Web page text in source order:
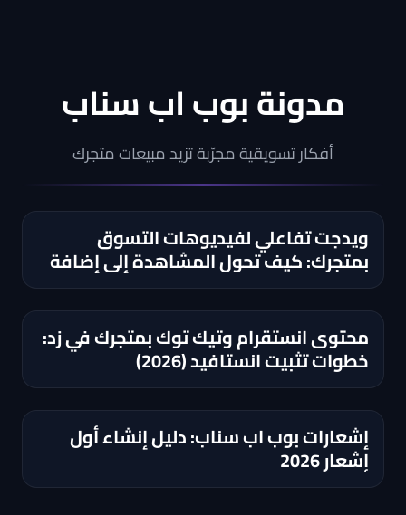
مدونة بوب اب سناب
أفكار تسويقية مجرّبة تزيد مبيعات متجرك
ويدجت تفاعلي لفيديوهات التسوق
بمتجرك: كيف تحول المشاهدة إلى إضافة
للسلة؟
محتوى انستقرام وتيك توك بمتجرك في زد:
خطوات تثبيت انستافيد (2026)
إشعارات بوب اب سناب: دليل إنشاء أول
إشعار 2026